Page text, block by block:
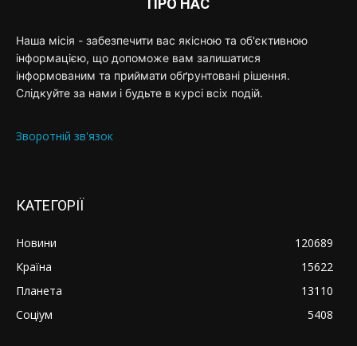
ПРО НАС
Наша місія - забезпечити вас якісною та об'єктивною
інформацією, що допоможе вам залишатися
інформованим та приймати обґрунтовані рішення.
Слідкуйте за нами і будьте в курсі всіх подій.
Зворотній зв'язок
КАТЕГОРІЇ
Новини
120689
Країна
15622
Планета
13110
Соціум
5408